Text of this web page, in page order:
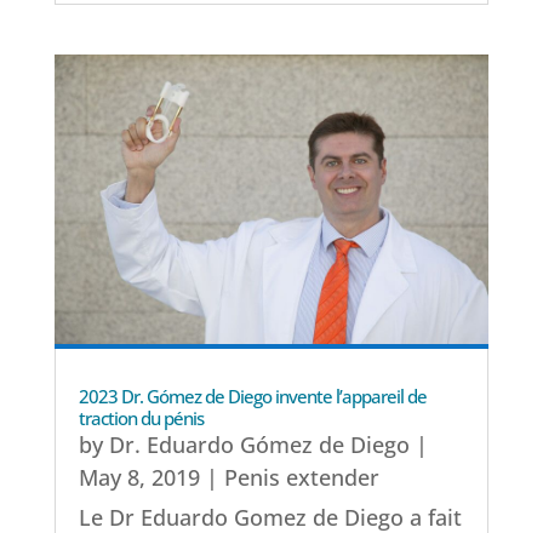
2023 Dr. Gómez de Diego invente l’appareil de
traction du pénis
by Dr. Eduardo Gómez de Diego |
May 8, 2019| Penis extender
Le Dr Eduardo Gomez de Diego a fait